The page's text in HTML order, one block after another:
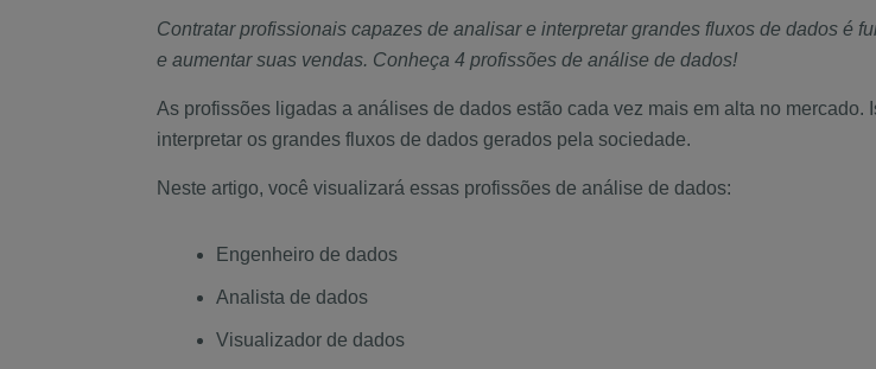
Contratar profissionais capazes de analisar e interpretar grandes fluxos de dados é
e aumentar suas vendas. Conheça 4 profissões de análise de dados!
As profissões ligadas a análises de dados estão cada vez mais em alta no
interpretar os grandes fluxos de dados gerados pela sociedade.
Neste artigo, você visualizará essas profissões de análise de dados:
Engenheiro de dados
Analista de dados
Visualizador de dados